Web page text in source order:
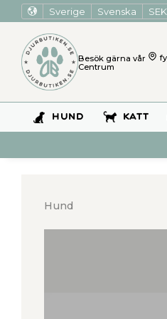
Sverige Svenska SEK
Besök gärna vår
Centrum
HUND KATT
Hund